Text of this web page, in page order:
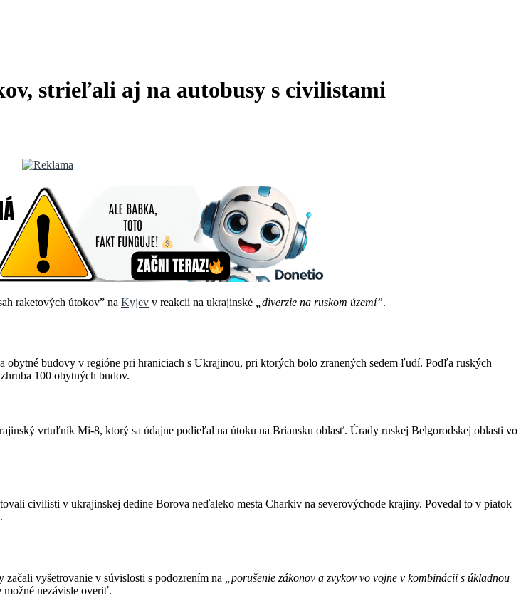
strieľali aj na autobusy s civilistami
raketových útokov” na Kyjev v reakcii na ukrajinské „diverzie na ruskom území”.
budovy v regióne pri hraniciach s Ukrajinou, pri ktorých bolo zranených sedem ľudí. Podľa ruských
100 obytných budov.
vrtuľník Mi-8, ktorý sa údajne podieľal na útoku na Briansku oblasť. Úrady ruskej Belgorodskej oblasti vo
civilisti v ukrajinskej dedine Borova neďaleko mesta Charkiv na severovýchode krajiny. Povedal to v piatok
vyšetrovanie v súvislosti s podozrením na
„porušenie zákonov a zvykov vo vojne v kombinácii s úkladnou
možné nezávisle overiť.